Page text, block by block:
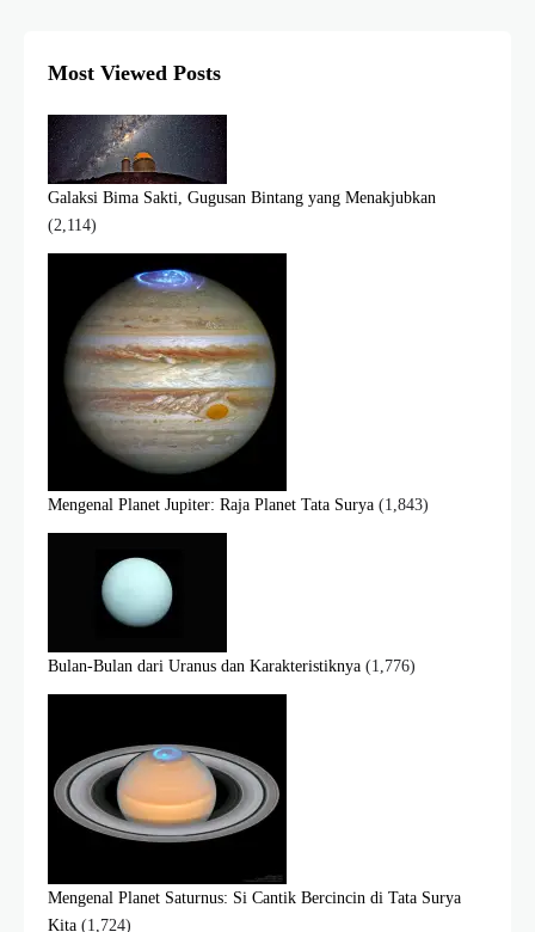
Most Viewed Posts
Galaksi Bima Sakti, Gugusan Bintang yang Menakjubkan
(2,114)
Mengenal Planet Jupiter: Raja Planet Tata Surya (1,843)
Bulan-Bulan dari Uranus dan Karakteristiknya (1,776)
Mengenal Planet Saturnus: Si Cantik Bercincin di Tata Surya
Kita (1,724)